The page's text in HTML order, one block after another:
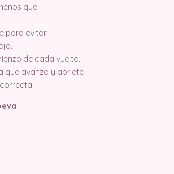
que
para evitar
de cada vuelta.
que avanza y apriete